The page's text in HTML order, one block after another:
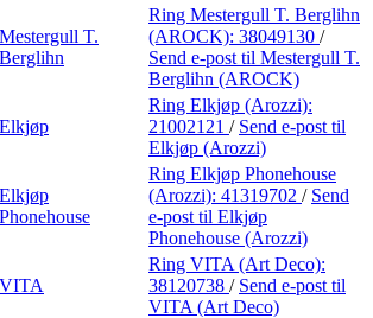
Mestergull T.
Berglihn
Ring Mestergull T. Berglihn
(AROCK): 38049130 /
Send e-post til Mestergull T.
Berglihn (AROCK)
Elkjøp
Ring Elkjøp (Arozzi):
21002121 / Send e-post til
Elkjøp (Arozzi)
Elkjøp
Phonehouse
Ring Elkjøp Phonehouse
(Arozzi): 41319702 / Send
e-post til Elkjøp
Phonehouse (Arozzi)
VITA
Ring VITA (Art Deco):
38120738 / Send e-post til
VITA (Art Deco)